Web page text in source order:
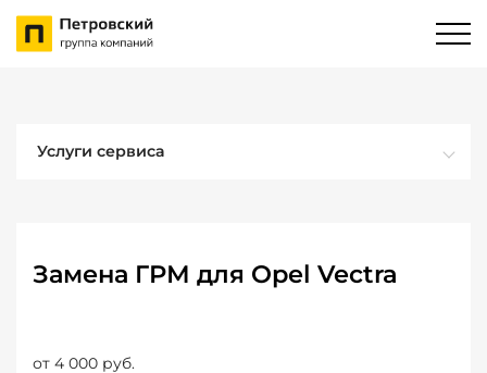
Услуги сервиса
Замена ГРМ для Opel Vectra
от 4 000 руб.